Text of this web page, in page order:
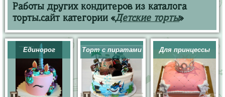
Работы других кондитеров из каталога
торты.сайт категории «Детские торты»
Единорог Торт с пиратами Для принцессы